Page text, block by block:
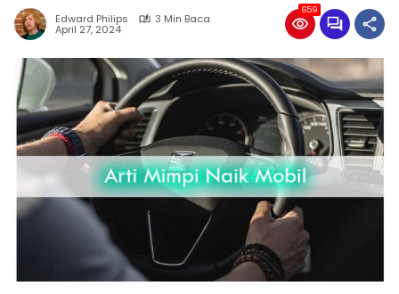
Edward Philips 3 Min Baca
April 27, 2024
659